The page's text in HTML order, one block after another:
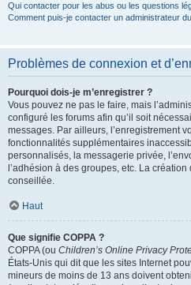
Qui contacter pour les abus ou les questions
Comment puis-je contacter un administrateur
Problèmes de connexion et
Pourquoi dois-je m’enregistrer ?
Vous pouvez ne pas le faire, mais
configuré les forums afin qu’il soit
messages. Par ailleurs, l’enregistrement
fonctionnalités supplémentaires
personnalisés, la messagerie privée,
l’adhésion à des groupes, etc. La
conseillée.
Haut
Que signifie COPPA ?
COPPA (ou Children’s Online Privacy
États-Unis qui dit que les sites Internet
mineurs de moins de 13 ans doivent